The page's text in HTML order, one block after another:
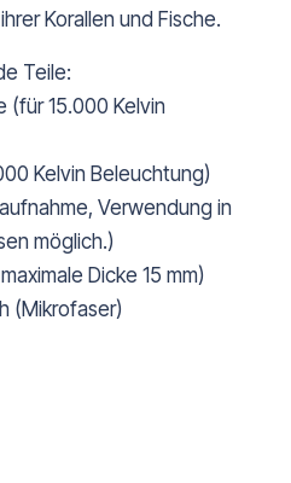
Korallen und Fische.
Teile:
(für 15.000 Kelvin
Kelvin Beleuchtung)
Verwendung in
möglich.)
Dicke 15 mm)
(Mikrofaser)